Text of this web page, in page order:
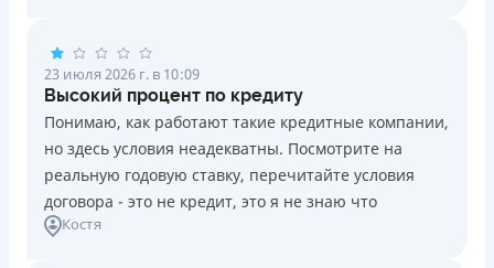
23 июля 2026 г. в 10:09
Высокий процент по кредиту
Понимаю, как работают такие кредитные компании,
но здесь условия неадекватны. Посмотрите на
реальную годовую ставку, перечитайте условия
договора - это не кредит, это я не знаю что
Костя